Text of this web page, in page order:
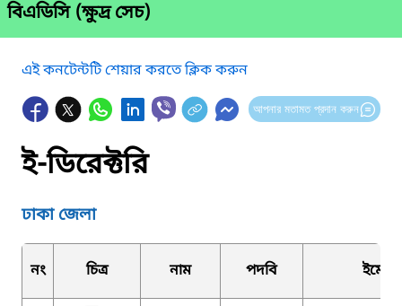
বিএডিসি (ক্ষুদ্র সেচ)
এই কনটেন্টটি শেয়ার করতে ক্লিক করুন
আপনার মতামত প্রদান করুন
ই-ডিরেক্টরি
ঢাকা জেলা
নং চিত্র নাম পদবি ইমেইল